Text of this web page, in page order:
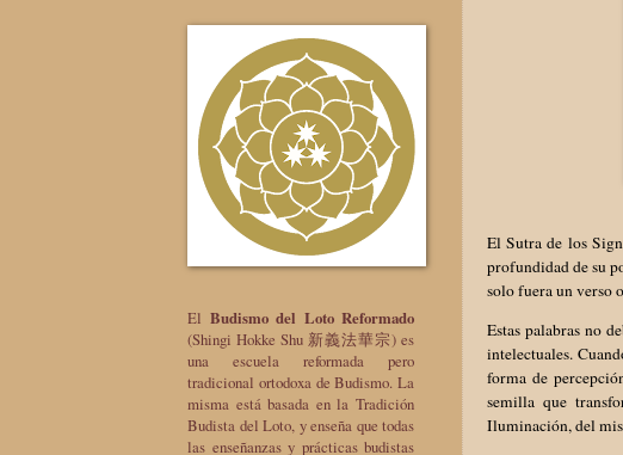
El Sutra de los
profundidad de su
solo fuera un verso
Estas palabras no
intelectuales.
forma de
semilla que
Iluminación, del
El Budismo del Loto Reformado
(Shingi Hokke Shu 新義法華宗) es
una escuela reformada pero
tradicional ortodoxa de Budismo. La
misma está basada en la Tradición
Budista del Loto, y enseña que todas
las enseñanzas y prácticas budistas